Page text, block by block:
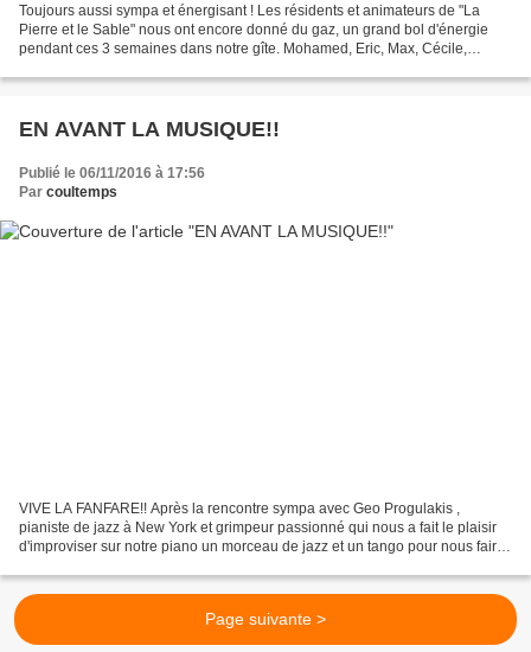
Toujours aussi sympa et énergisant ! Les résidents et animateurs de "La
Pierre et le Sable" nous ont encore donné du gaz, un grand bol d'énergie
pendant ces 3 semaines dans notre gîte. Mohamed, Eric, Max, Cécile,
EN AVANT LA MUSIQUE!!
Publié le 06/11/2016 à 17:56
Par coultemps
VIVE LA FANFARE!! Après la rencontre sympa avec Geo Progulakis ,
pianiste de jazz à New York et grimpeur passionné qui nous a fait le plaisir
d'improviser sur notre piano un morceau de jazz et un tango pour nous faire
Page suivante >